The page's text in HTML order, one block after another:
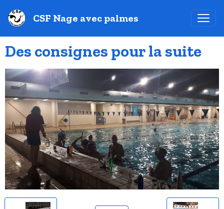
CSF Nage avec palmes
Des consignes pour la suite